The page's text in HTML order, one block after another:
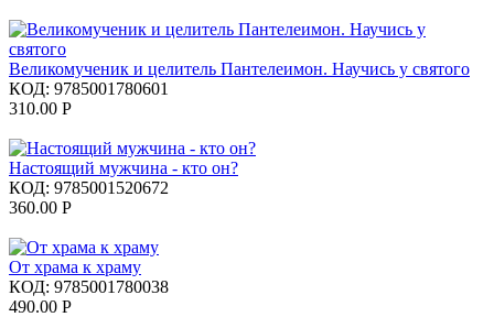
Великомученик и целитель Пантелеимон. Научись у святого
КОД: 9785001780601
310.00 Р
Настоящий мужчина - кто он?
КОД: 9785001520672
360.00 Р
От храма к храму
КОД: 9785001780038
490.00 Р